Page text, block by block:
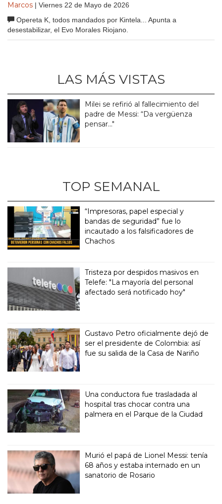
Marcos | Viernes 22 de Mayo de 2026
Opereta K, todos mandados por Kintela... Apunta a
desestabilizar, el Evo Morales Riojano.
LAS MÁS VISTAS
Milei se refirió al fallecimiento del
padre de Messi: “Da vergüenza
pensar..."
TOP SEMANAL
“Impresoras, papel especial y
bandas de seguridad” fue lo
incautado a los falsificadores de
Chachos
Tristeza por despidos masivos en
Telefe: "La mayoría del personal
afectado será notificado hoy"
Gustavo Petro oficialmente dejó de
ser el presidente de Colombia: así
fue su salida de la Casa de Nariño
Una conductora fue trasladada al
hospital tras chocar contra una
palmera en el Parque de la Ciudad
Murió el papá de Lionel Messi: tenía
68 años y estaba internado en un
sanatorio de Rosario